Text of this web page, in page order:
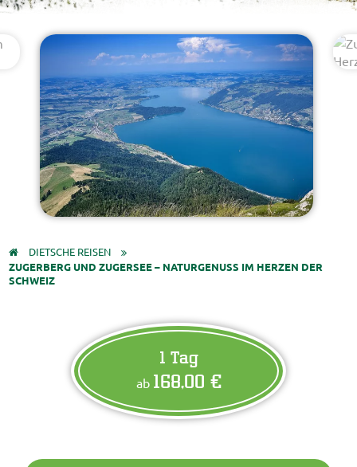
DIETSCHE REISEN
ZUGERBERG UND ZUGERSEE – NATURGENUSS IM HERZEN DER
SCHWEIZ
1 Tag
ab 168,00 €